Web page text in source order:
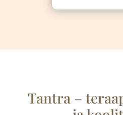
Tantra –